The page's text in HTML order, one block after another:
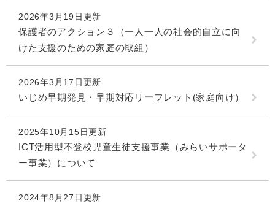
2026年3月19日更新
保護者のアクション３（一人一人の社会的自立に向
けた支援のための家庭の取組）
2026年3月17日更新
いじめ早期発見・早期対応リーフレット(家庭向け）
2025年10月15日更新
ICT活用型不登校児童生徒支援事業（みらいサポータ
ー事業）について
2024年8月27日更新